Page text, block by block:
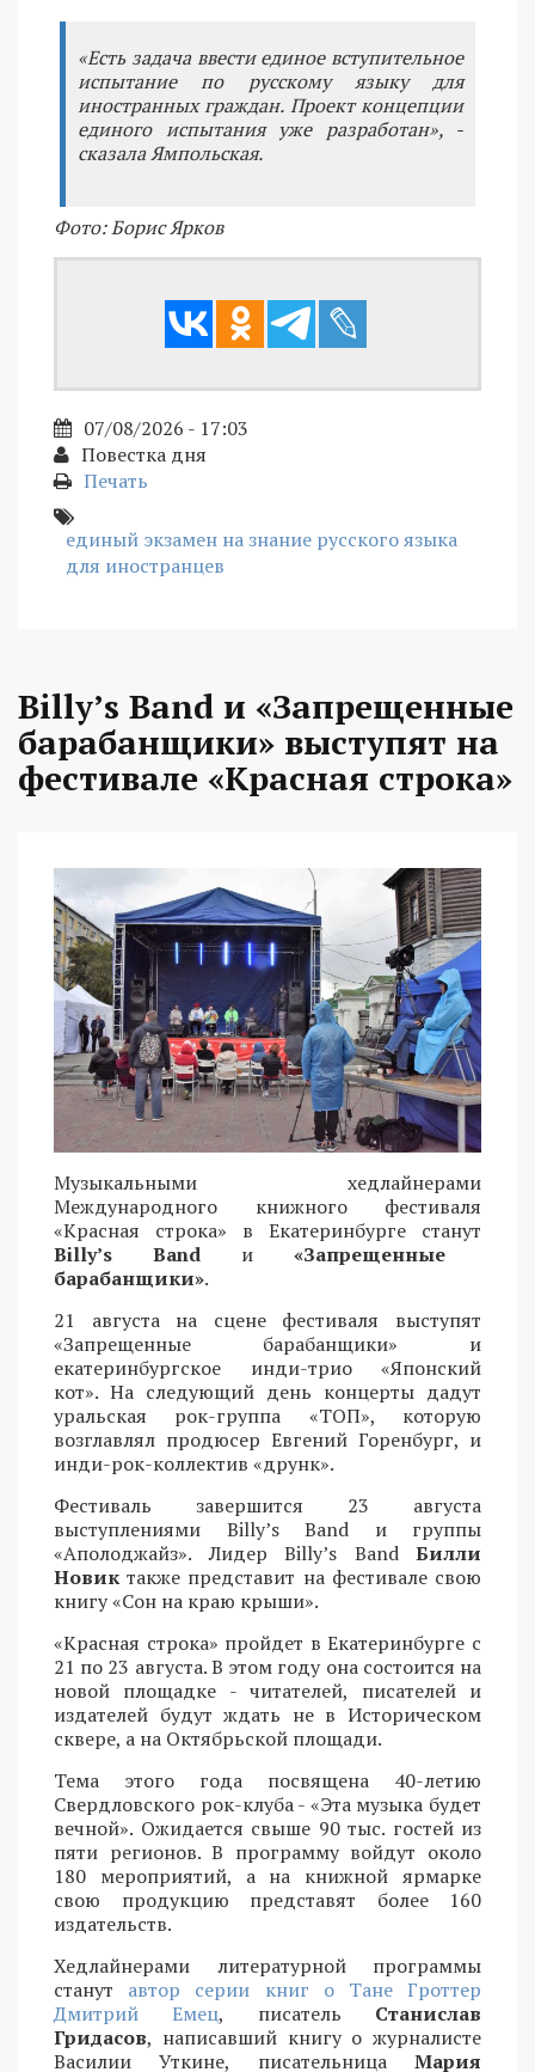
«Есть задача ввести единое вступительное
испытание по русскому языку для
иностранных граждан. Проект концепции
единого испытания уже разработан», -
сказала Ямпольская.
Фото: Борис Ярков
07/08/2026 - 17:03
Повестка дня
Печать
единый экзамен на знание русского языка
для иностранцев
Billy’s Band и «Запрещенные
барабанщики» выступят на
фестивале «Красная строка»
Музыкальными хедлайнерами
Международного книжного фестиваля
«Красная строка» в Екатеринбурге станут
Billy’s Band и «Запрещенные
барабанщики».
21 августа на сцене фестиваля выступят
«Запрещенные барабанщики» и
екатеринбургское инди-трио «Японский
кот». На следующий день концерты дадут
уральская рок-группа «ТОП», которую
возглавлял продюсер Евгений Горенбург, и
инди-рок-коллектив «друнк».
Фестиваль завершится 23 августа
выступлениями Billy’s Band и группы
«Аполоджайз». Лидер Billy’s Band Билли
Новик также представит на фестивале свою
книгу «Сон на краю крыши».
«Красная строка» пройдет в Екатеринбурге с
21 по 23 августа. В этом году она состоится на
новой площадке - читателей, писателей и
издателей будут ждать не в Историческом
сквере, а на Октябрьской площади.
Тема этого года посвящена 40-летию
Свердловского рок-клуба - «Эта музыка будет
вечной». Ожидается свыше 90 тыс. гостей из
пяти регионов. В программу войдут около
180 мероприятий, а на книжной ярмарке
свою продукцию представят более 160
издательств.
Хедлайнерами литературной программы
станут автор серии книг о Тане Гроттер
Дмитрий Емец, писатель Станислав
Гридасов, написавший книгу о журналисте
Василии Уткине, писательница Мария